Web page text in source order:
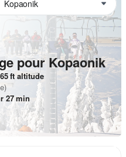
pour Kopaonik
ft altitude
27min